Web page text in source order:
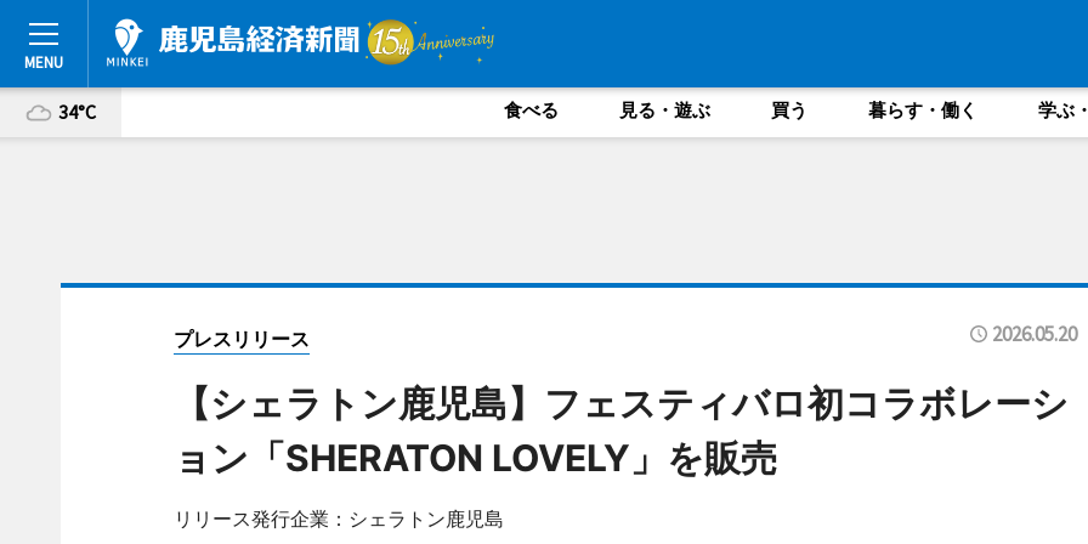
34°C 食べる 見る・遊ぶ 買う 暮らす・働く 学ぶ
プレスリリース 2026.05.20
【シェラトン鹿児島】フェスティバロ初コラボレーシ
ョン「SHERATON LOVELY」を販売
リリース発行企業：シェラトン鹿児島